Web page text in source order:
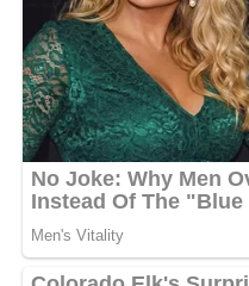
Für den Teig
70 g Hefe
20 g Zucker
1/2 Liter Milch
1 kg Mehl
4 Eier
6 Eigelb
250 g Zucker
geriebene Zitronenschale